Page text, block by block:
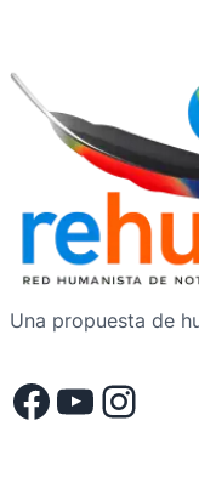
Una propuesta de
Facebook YouTube Instagram